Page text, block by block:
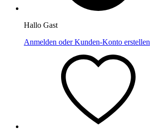
Hallo Gast
Anmelden oder Kunden-Konto erstellen